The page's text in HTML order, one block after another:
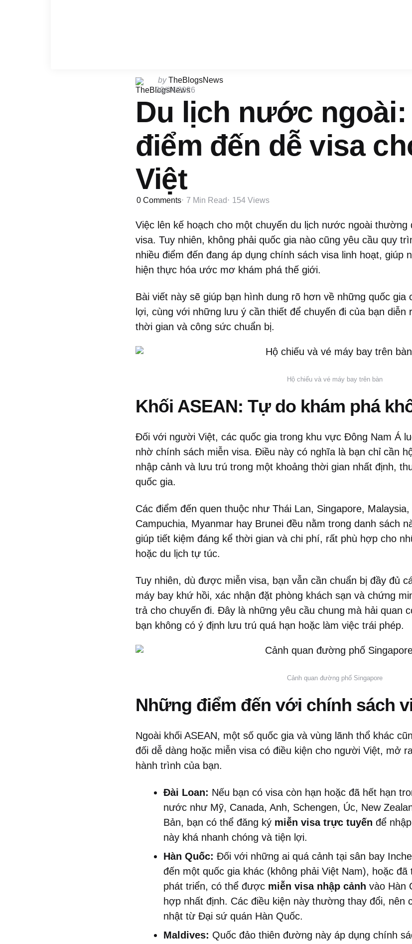
Posted
by
by TheBlogsNews
30/04/2026
Du lịch nước
điểm đến dễ visa
Việt
0 Comments 7 Min Read 154 Views
Việc lên kế hoạch cho một chuyến du lịch nước ngoài
visa. Tuy nhiên, không phải quốc gia nào cũng yêu cầu quy
nhiều điểm đến đang áp dụng chính sách visa linh hoạt, giúp
hiện thực hóa ước mơ khám phá thế giới.
Bài viết này sẽ giúp bạn hình dung rõ hơn về những quốc gia
lợi, cùng với những lưu ý cần thiết để chuyến đi của bạn diễn
thời gian và công sức chuẩn bị.
Hộ chiếu và vé máy bay trên bàn
Khối ASEAN: Tự do khám phá
Đối với người Việt, các quốc gia trong khu vực Đông Nam Á
nhờ chính sách miễn visa. Điều này có nghĩa là bạn chỉ cần
nhập cảnh và lưu trú trong một khoảng thời gian nhất định,
quốc gia.
Các điểm đến quen thuộc như Thái Lan, Singapore,
Campuchia, Myanmar hay Brunei đều nằm trong danh sách
giúp tiết kiệm đáng kể thời gian và chi phí, rất phù hợp cho
hoặc du lịch tự túc.
Tuy nhiên, dù được miễn visa, bạn vẫn cần chuẩn bị đầy đủ
máy bay khứ hồi, xác nhận đặt phòng khách sạn và chứng
trả cho chuyến đi. Đây là những yêu cầu chung mà hải quan
bạn không có ý định lưu trú quá hạn hoặc làm việc trái phép.
Cảnh quan đường phố Singapore
Những điểm đến với chính sách
Ngoài khối ASEAN, một số quốc gia và vùng lãnh thổ khác
đối dễ dàng hoặc miễn visa có điều kiện cho người Việt, mở
hành trình của bạn.
Đài Loan: Nếu bạn có visa còn hạn hoặc đã hết hạn
nước như Mỹ, Canada, Anh, Schengen, Úc, New
Bản, bạn có thể đăng ký miễn visa trực tuyến để
này khá nhanh chóng và tiện lợi.
Hàn Quốc: Đối với những ai quá cảnh tại sân bay
đến một quốc gia khác (không phải Việt Nam), hoặc
phát triển, có thể được miễn visa nhập cảnh vào Hàn
hợp nhất định. Các điều kiện này thường thay đổi, nên
nhật từ Đại sứ quán Hàn Quốc.
Maldives: Quốc đảo thiên đường này áp dụng chính